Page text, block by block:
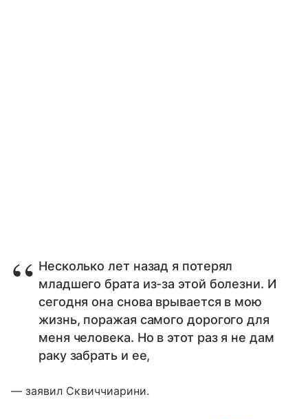
Несколько лет назад я потерял
младшего брата из-за этой болезни. И
сегодня она снова врывается в мою
жизнь, поражая самого дорогого для
меня человека. Но в этот раз я не дам
раку забрать и ее,
— заявил Сквиччиарини.